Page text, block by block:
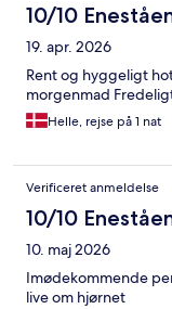
10/10
19. apr. 2026
Rent og hyggeligt
morgenmad
Helle, rejse på 1 nat
Verificeret anmeldelse
10/10
10. maj 2026
Imødekommende
live om hjørnet